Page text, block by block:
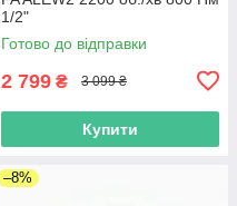
1/2"
Готово до відправки
2 799 ₴ 3 099 ₴
Купити
–8%